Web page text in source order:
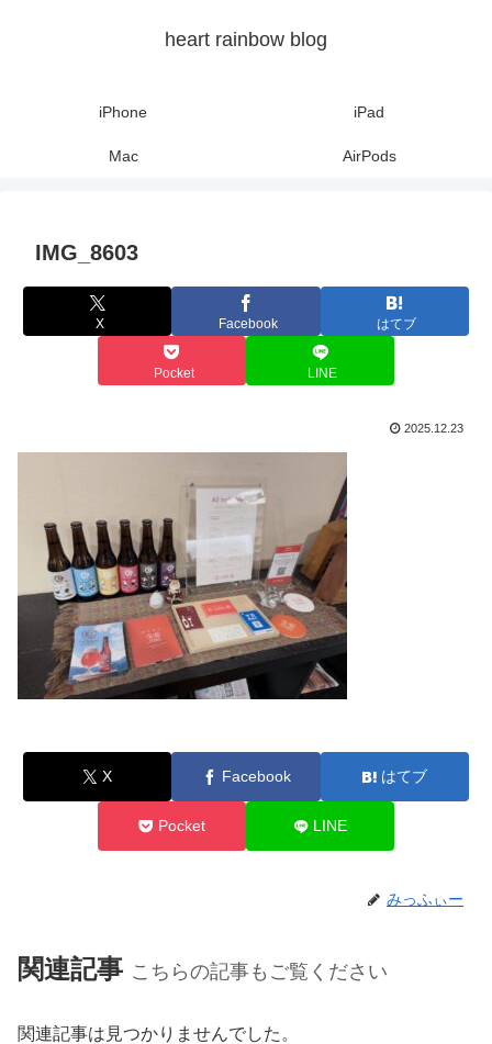
heart rainbow blog
iPhone iPad
Mac AirPods
IMG_8603
X Facebook はてブ
Pocket LINE
2025.12.23
X Facebook はてブ
Pocket LINE
みっふぃー
関連記事 こちらの記事もご覧ください
関連記事は見つかりませんでした。